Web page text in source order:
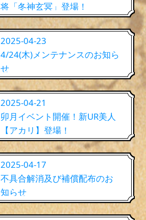
将「冬神玄冥」登場！
2025-04-23
4/24(木)メンテナンスのお知ら
せ
2025-04-21
卯月イベント開催！新UR美人
【アカリ】登場！
2025-04-17
不具合解消及び補償配布のお
知らせ